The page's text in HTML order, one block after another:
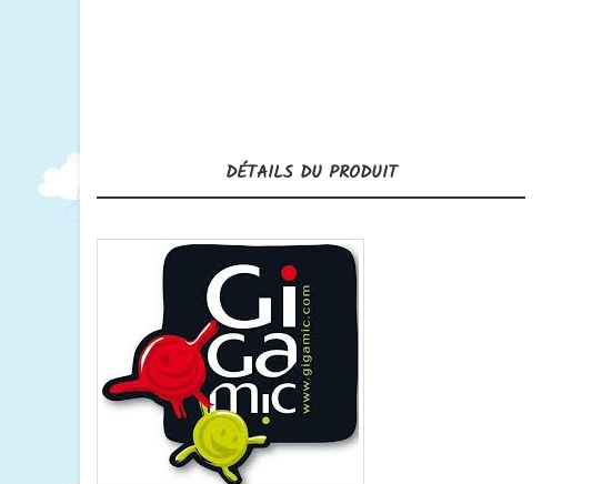
DÉTAILS DU PRODUIT